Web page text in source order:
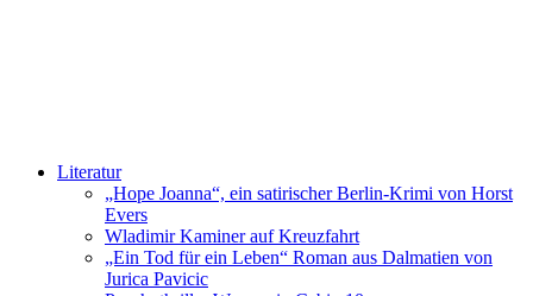
Literatur
„Hope Joanna“, ein satirischer Berlin-Krimi von Horst
Evers
Wladimir Kaminer auf Kreuzfahrt
„Ein Tod für ein Leben“ Roman aus Dalmatien von
Jurica Pavicic